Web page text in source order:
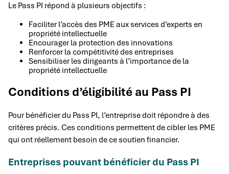
Le Pass PI répond à plusieurs objectifs :
Faciliter l’accès des PME aux services d’experts en
propriété intellectuelle
Encourager la protection des innovations
Renforcer la compétitivité des entreprises
Sensibiliser les dirigeants à l’importance de la
propriété intellectuelle
Conditions d’éligibilité au Pass PI
Pour bénéficier du Pass PI, l’entreprise doit répondre à des
critères précis. Ces conditions permettent de cibler les PME
qui ont réellement besoin de ce soutien financier.
Entreprises pouvant bénéficier du Pass PI